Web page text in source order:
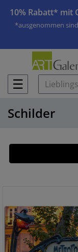
10% Rabatt* mit
*ausgenommen
☰
Schilder